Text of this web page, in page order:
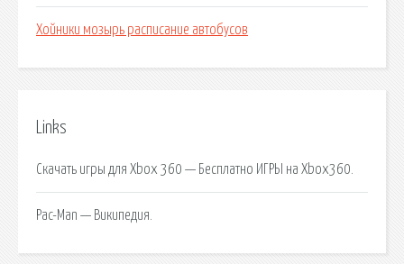
Хойники мозырь расписание автобусов
Links
Скачать игры для Xbox 360 — Бесплатно ИГРЫ на Xbox360.
Pac-Man — Википедия.